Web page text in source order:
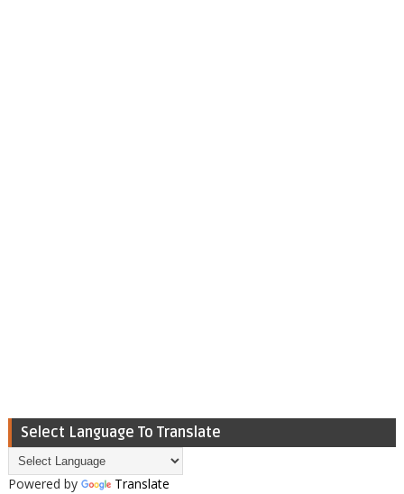
Select Language To Translate
Powered by Translate